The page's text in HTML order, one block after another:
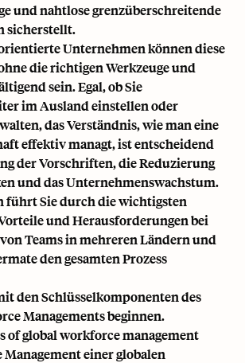
und nahtlose grenzüberschreitende
sicherstellt.
Unternehmen können diese
die richtigen Werkzeuge und
sein. Egal, ob Sie
im Ausland einstellen oder
das Verständnis, wie man eine
effektiv managt, ist entscheidend
der Vorschriften, die Reduzierung
und das Unternehmenswachstum.
führt Sie durch die wichtigsten
und Herausforderungen bei
Teams in mehreren Ländern und
den gesamten Prozess
den Schlüsselkomponenten des
Managements beginnen.
of global workforce management
Management einer globalen